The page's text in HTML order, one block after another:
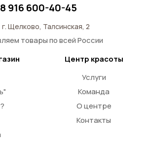
Центр красоты
Услуги
Команда
О центре
Контакты
8 916 600-40-45
г. Щелково, Талсинская, 2
товары по всей России